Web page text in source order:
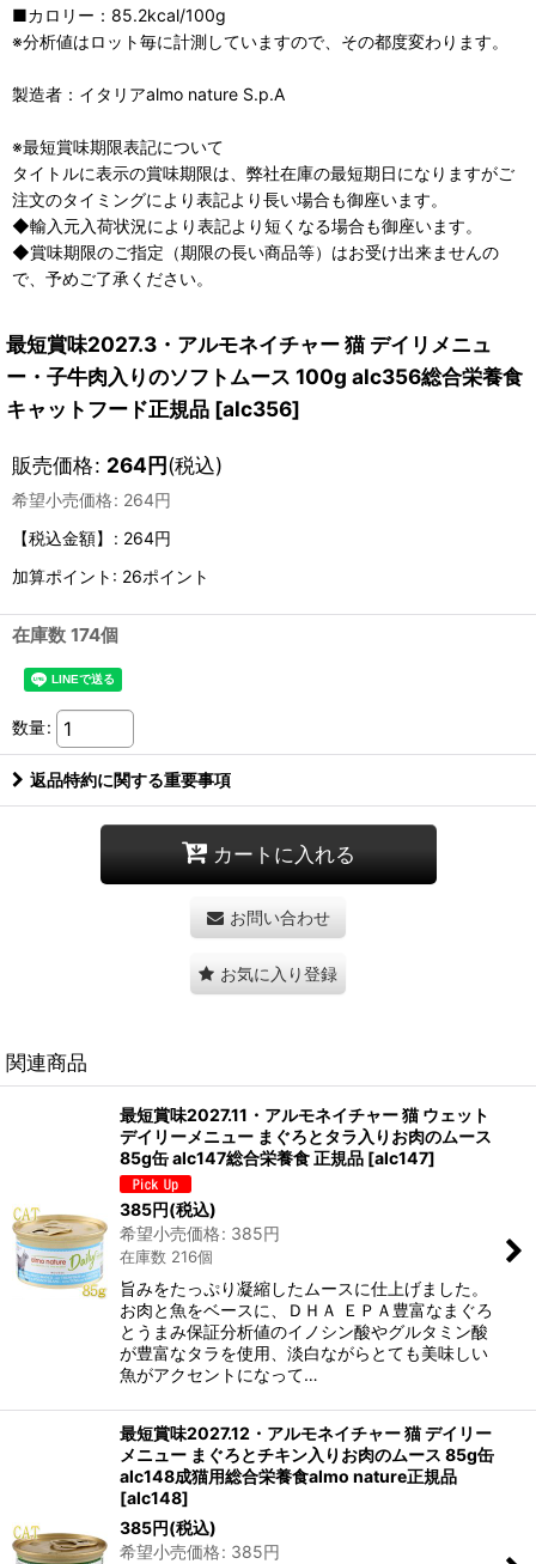
■カロリー：85.2kcal/100g
※分析値はロット毎に計測していますので、その都度変わります。
製造者：イタリアalmo nature S.p.A
※最短賞味期限表記について
タイトルに表示の賞味期限は、弊社在庫の最短期日になりますがご
注文のタイミングにより表記より長い場合も御座います。
◆輸入元入荷状況により表記より短くなる場合も御座います。
◆賞味期限のご指定（期限の長い商品等）はお受け出来ませんの
で、予めご了承ください。
最短賞味2027.3・アルモネイチャー 猫 デイリメニュ
ー・子牛肉入りのソフトムース 100g alc356総合栄養食
キャットフード正規品 [alc356]
販売価格: 264円(税込)
希望小売価格: 264円
【税込金額】
: 264円
加算ポイント: 26ポイント
在庫数 174個
数量:
返品特約に関する重要事項
カートに入れる
お問い合わせ
お気に入り登録
関連商品
最短賞味2027.11・アルモネイチャー 猫 ウェット
デイリーメニュー まぐろとタラ入りお肉のムース
85g缶 alc147総合栄養食 正規品 [alc147]
385円(税込)
希望小売価格: 385円
在庫数 216個
旨みをたっぷり凝縮したムースに仕上げました。
お肉と魚をベースに、ＤＨＡ ＥＰＡ豊富なまぐろ
とうまみ保証分析値のイノシン酸やグルタミン酸
が豊富なタラを使用、淡白ながらとても美味しい
魚がアクセントになって…
最短賞味2027.12・アルモネイチャー 猫 デイリー
メニュー まぐろとチキン入りお肉のムース 85g缶
alc148成猫用総合栄養食almo nature正規品
[alc148]
385円(税込)
希望小売価格: 385円